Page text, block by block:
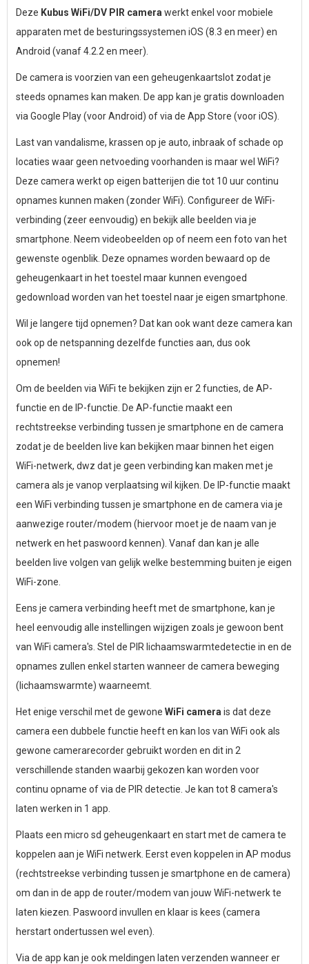
Deze Kubus WiFi/DV PIR camera werkt enkel voor mobiele
apparaten met de besturingssystemen iOS (8.3 en meer) en
Android (vanaf 4.2.2 en meer).
De camera is voorzien van een geheugenkaartslot zodat je
steeds opnames kan maken. De app kan je gratis downloaden
via Google Play (voor Android) of via de App Store (voor iOS).
Last van vandalisme, krassen op je auto, inbraak of schade op
locaties waar geen netvoeding voorhanden is maar wel WiFi?
Deze camera werkt op eigen batterijen die tot 10 uur continu
opnames kunnen maken (zonder WiFi). Configureer de WiFi-
verbinding (zeer eenvoudig) en bekijk alle beelden via je
smartphone. Neem videobeelden op of neem een foto van het
gewenste ogenblik. Deze opnames worden bewaard op de
geheugenkaart in het toestel maar kunnen evengoed
gedownload worden van het toestel naar je eigen smartphone.
Wil je langere tijd opnemen? Dat kan ook want deze camera kan
ook op de netspanning dezelfde functies aan, dus ook
opnemen!
Om de beelden via WiFi te bekijken zijn er 2 functies, de AP-
functie en de IP-functie. De AP-functie maakt een
rechtstreekse verbinding tussen je smartphone en de camera
zodat je de beelden live kan bekijken maar binnen het eigen
WiFi-netwerk, dwz dat je geen verbinding kan maken met je
camera als je vanop verplaatsing wil kijken. De IP-functie maakt
een WiFi verbinding tussen je smartphone en de camera via je
aanwezige router/modem (hiervoor moet je de naam van je
netwerk en het paswoord kennen). Vanaf dan kan je alle
beelden live volgen van gelijk welke bestemming buiten je eigen
WiFi-zone.
Eens je camera verbinding heeft met de smartphone, kan je
heel eenvoudig alle instellingen wijzigen zoals je gewoon bent
van WiFi camera's. Stel de PIR lichaamswarmtedetectie in en de
opnames zullen enkel starten wanneer de camera beweging
(lichaamswarmte) waarneemt.
Het enige verschil met de gewone WiFi camera is dat deze
camera een dubbele functie heeft en kan los van WiFi ook als
gewone camerarecorder gebruikt worden en dit in 2
verschillende standen waarbij gekozen kan worden voor
continu opname of via de PIR detectie. Je kan tot 8 camera's
laten werken in 1 app.
Plaats een micro sd geheugenkaart en start met de camera te
koppelen aan je WiFi netwerk. Eerst even koppelen in AP modus
(rechtstreekse verbinding tussen je smartphone en de camera)
om dan in de app de router/modem van jouw WiFi-netwerk te
laten kiezen. Paswoord invullen en klaar is kees (camera
herstart ondertussen wel even).
Via de app kan je ook meldingen laten verzenden wanneer er